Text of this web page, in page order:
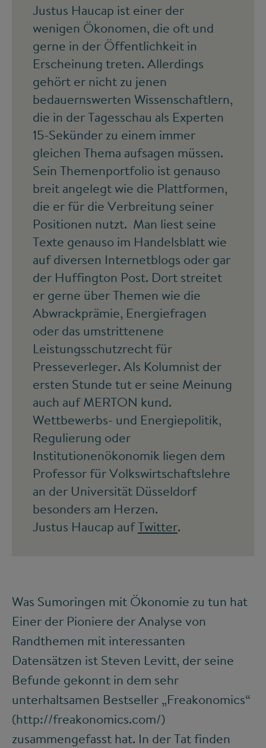
Justus Haucap ist einer der
wenigen Ökonomen, die oft und
gerne in der Öffentlichkeit in
Erscheinung treten. Allerdings
gehört er nicht zu jenen
bedauernswerten Wissenschaftlern,
die in der Tagesschau als Experten
15-Sekünder zu einem immer
gleichen Thema aufsagen müssen.
Sein Themenportfolio ist genauso
breit angelegt wie die Plattformen,
die er für die Verbreitung seiner
Positionen nutzt. Man liest seine
Texte genauso im Handelsblatt wie
auf diversen Internetblogs oder gar
der Huffington Post. Dort streitet
er gerne über Themen wie die
Abwrackprämie, Energiefragen
oder das umstrittenene
Leistungsschutzrecht für
Presseverleger. Als Kolumnist der
ersten Stunde tut er seine Meinung
auch auf MERTON kund.
Wettbewerbs- und Energiepolitik,
Regulierung oder
Institutionenökonomik liegen dem
Professor für Volkswirtschaftslehre
an der Universität Düsseldorf
besonders am Herzen.
Justus Haucap aufTwitter.
Was Sumoringen mit Ökonomie zu tun hat
Einer der Pioniere der Analyse von
Randthemen mit interessanten
Datensätzen ist Steven Levitt, der seine
Befunde gekonnt in dem sehr
unterhaltsamen Bestseller „Freakonomics“
(http://freakonomics.com/)
zusammengefasst hat. In der Tat finden